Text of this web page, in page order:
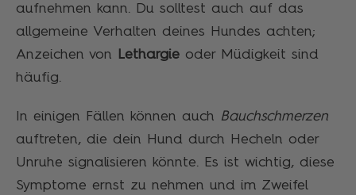
aufnehmen kann. Du solltest auch auf das
allgemeine Verhalten deines Hundes achten;
Anzeichen von
Lethargie oder Müdigkeit sind
häufig.
In einigen Fällen können auch Bauchschmerzen
auftreten, die dein Hund durch Hecheln oder
Unruhe signalisieren könnte. Es ist wichtig, diese
Symptome ernst zu nehmen und im Zweifel